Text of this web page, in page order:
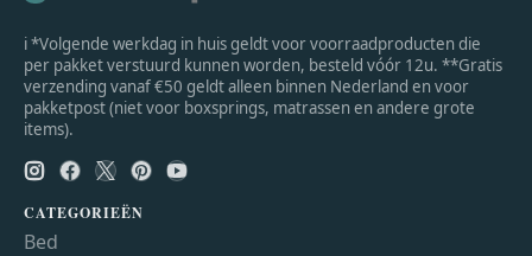
ℹ *Volgende werkdag in huis geldt voor voorraadproducten die
per pakket verstuurd kunnen worden, besteld vóór 12u. **Gratis
verzending vanaf €50 geldt alleen binnen Nederland en voor
pakketpost (niet voor boxsprings, matrassen en andere grote
items).
CATEGORIEËN
Bed